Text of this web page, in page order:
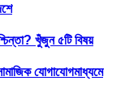
খুঁজুন ৫টি বিষয়
যোগাযোগমাধ্যমে